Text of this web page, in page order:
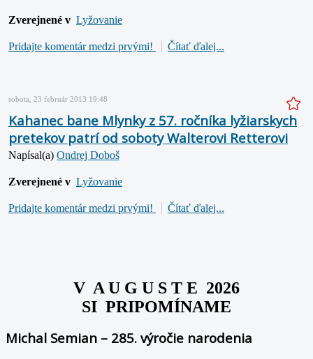
Zverejnené v Lyžovanie
Pridajte komentár medzi prvými! Čítať ďalej...
sobota, 23 február 2013 19:48
Kahanec bane Mlynky z 57. ročníka lyžiarskych
pretekov patrí od soboty Walterovi Retterovi
Napísal(a) Ondrej Doboš
Zverejnené v Lyžovanie
Pridajte komentár medzi prvými! Čítať ďalej...
V A U G U S T E 2026
SI PRIPOMÍNAME
Michal Semian – 285. výročie narodenia